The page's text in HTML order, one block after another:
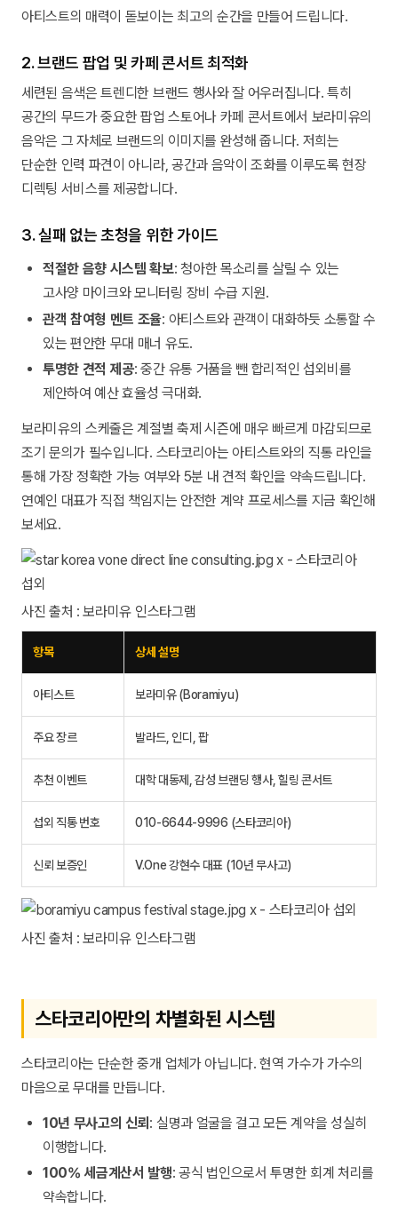
아티스트의 매력이 돋보이는 최고의 순간을 만들어 드립니다.
2. 브랜드 팝업 및 카페 콘서트 최적화
세련된 음색은 트렌디한 브랜드 행사와 잘 어우러집니다. 특히
공간의 무드가 중요한 팝업 스토어나 카페 콘서트에서 보라미유의
음악은 그 자체로 브랜드의 이미지를 완성해 줍니다. 저희는
단순한 인력 파견이 아니라, 공간과 음악이 조화를 이루도록 현장
디렉팅 서비스를 제공합니다.
3. 실패 없는 초청을 위한 가이드
적절한 음향 시스템 확보: 청아한 목소리를 살릴 수 있는
고사양 마이크와 모니터링 장비 수급 지원.
관객 참여형 멘트 조율: 아티스트와 관객이 대화하듯 소통할 수
있는 편안한 무대 매너 유도.
투명한 견적 제공: 중간 유통 거품을 뺀 합리적인 섭외비를
제안하여 예산 효율성 극대화.
보라미유의 스케줄은 계절별 축제 시즌에 매우 빠르게 마감되므로
조기 문의가 필수입니다. 스타코리아는 아티스트와의 직통 라인을
통해 가장 정확한 가능 여부와 5분 내 견적 확인을 약속드립니다.
연예인 대표가 직접 책임지는 안전한 계약 프로세스를 지금 확인해
보세요.
사진 출처 : 보라미유 인스타그램
항목 상세 설명
아티스트 보라미유 (Boramiyu)
주요 장르 발라드, 인디, 팝
추천 이벤트 대학 대동제, 감성 브랜딩 행사, 힐링 콘서트
섭외 직통 번호 010-6644-9996 (스타코리아)
신뢰 보증인 V.One 강현수 대표 (10년 무사고)
사진 출처 : 보라미유 인스타그램
스타코리아만의 차별화된 시스템
스타코리아는 단순한 중개 업체가 아닙니다. 현역 가수가 가수의
마음으로 무대를 만듭니다.
10년 무사고의 신뢰 : 실명과 얼굴을 걸고 모든 계약을 성실히
이행합니다.
100% 세금계산서 발행: 공식 법인으로서 투명한 회계 처리를
약속합니다.